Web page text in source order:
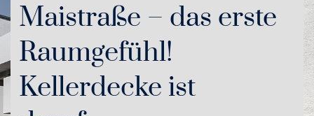
Maistraße – das erste
Raumgefühl!
Kellerdecke ist